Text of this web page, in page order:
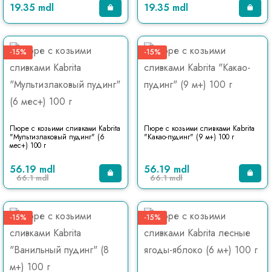
19.35 mdl 19.35 mdl
-15%
Пюре с козьими сливками Kabrita
"Мультизлаковый пудинг" (6
мес+) 100 г
56.19 mdl
66.1 mdl
-15%
Пюре с козьими сливками Kabrita
"Какао-пудинг" (9 м+) 100 г
56.19 mdl
66.1 mdl
-15% -15%